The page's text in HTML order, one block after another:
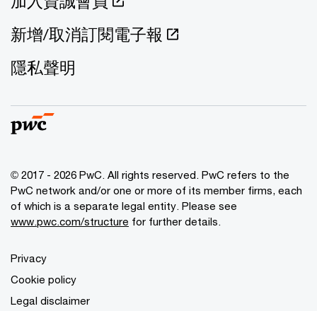
新增/取消訂閱電子報
隱私聲明
© 2017 - 2026 PwC. All rights reserved. PwC refers to the
PwC network and/or one or more of its member firms, each
of which is a separate legal entity. Please see
www.pwc.com/structure for further details.
Privacy
Cookie policy
Legal disclaimer